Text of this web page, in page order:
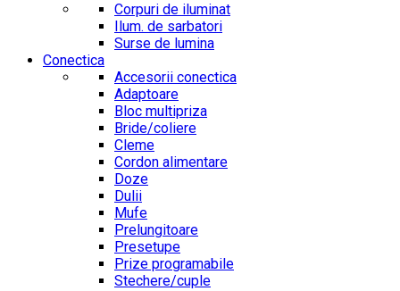
Corpuri de iluminat
Ilum. de sarbatori
Surse de lumina
Conectica
Accesorii conectica
Adaptoare
Bloc multipriza
Bride/coliere
Cleme
Cordon alimentare
Doze
Dulii
Mufe
Prelungitoare
Presetupe
Prize programabile
Stechere/cuple